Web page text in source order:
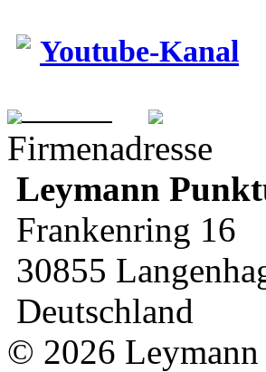
Youtube-Kanal
Firmenadresse
Leymann
Frankenring 16
30855
Deutschland
© 2026